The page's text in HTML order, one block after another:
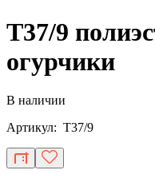
T37/9
огурчики
В наличии
Артикул: T37/9